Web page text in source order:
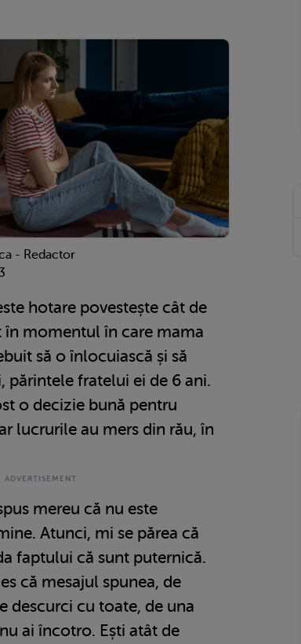
- Redactor
hotare povestește cât de
în momentul în care mama
să o înlocuiască și să
părintele fratelui ei de 6 ani.
o decizie bună pentru
lucrurile au mers din rău, în
mereu că nu este
Atunci, mi se părea că
faptului că sunt puternică.
că mesajul spunea, de
descurci cu toate, de una
ai încotro. Ești atât de